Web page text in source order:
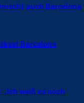
auch Barcelona
Barcelona
weiß es noch